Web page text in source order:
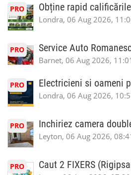
PRO Obține rapid
Londra, 06 Aug 2026,
PRO Service Auto
Barnet, 06 Aug 2026,
PRO Electricieni si oameni
Londra, 06 Aug 2026,
PRO Inchiriez camera
Leyton, 06 Aug 2026,
PRO Caut 2 FIXERS